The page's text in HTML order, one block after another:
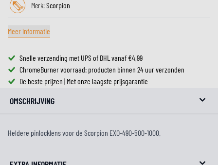
Merk:Scorpion
Meer informatie
Snelle verzending met UPS of DHL vanaf €4,99
ChromeBurner voorraad: producten binnen 24 uur verzonden
De beste prijzen | Met onze laagste prijsgarantie
OMSCHRIJVING
Heldere pinlocklens voor de Scorpion EXO-490-500-1000.